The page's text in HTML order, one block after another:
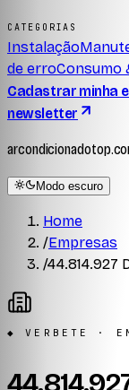
CATEGORIAS
Instalação
de erroConsumo
Cadastrar minha
newsletter
Modo escuro
Home
/Empresas
/44.814.927
◆ VERBETE ·